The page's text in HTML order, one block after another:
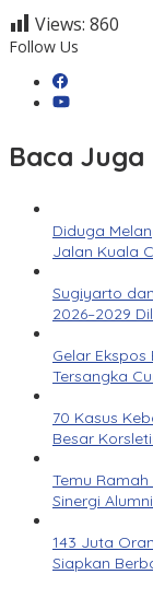
Views: 860
Follow Us
Baca Juga
Diduga
Jalan Kuala
Sugiyarto
2026–2029
Gelar
Tersangka
70 Kasus
Besar
Temu
Sinergi
143 Juta
Siapkan